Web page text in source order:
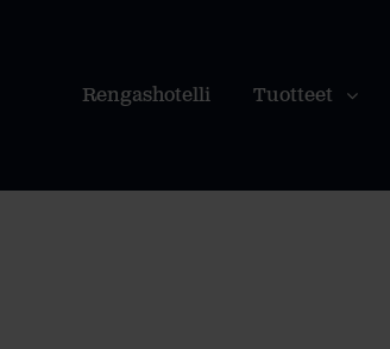
Rengashotelli Tuotteet